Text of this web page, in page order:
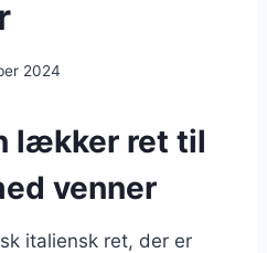
2024
lækker ret til
venner
italiensk ret, der er